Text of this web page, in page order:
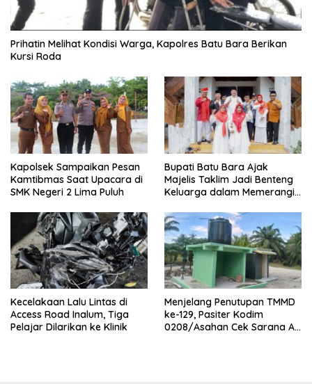
Prihatin Melihat Kondisi Warga, Kapolres Batu Bara Berikan
Kursi Roda
Kapolsek Sampaikan Pesan
Kamtibmas Saat Upacara di
SMK Negeri 2 Lima Puluh
Bupati Batu Bara Ajak
Majelis Taklim Jadi Benteng
Keluarga dalam Memerangi
Kecelakaan Lalu Lintas di
Access Road Inalum, Tiga
Pelajar Dilarikan ke Klinik
Menjelang Penutupan TMMD
ke-129, Pasiter Kodim
0208/Asahan Cek Sarana Air